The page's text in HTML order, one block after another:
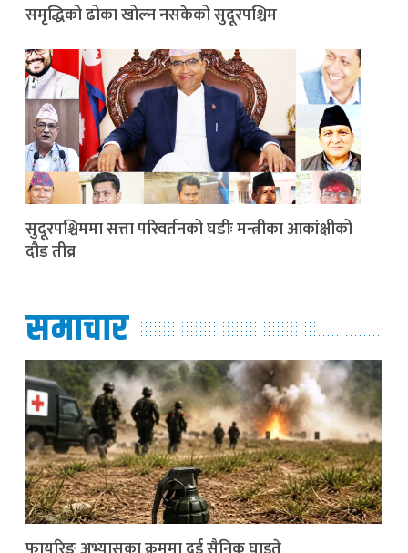
समृद्धिको ढोका खोल्न नसकेको सुदूरपश्चिम
सुदूरपश्चिममा सत्ता परिवर्तनको घडीः मन्त्रीका आकांक्षीको
दौड तीव्र
समाचार